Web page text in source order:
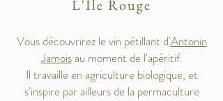
L'Ile Rouge
Vous découvrirez le vin pétillant d'Antonin
Jamoisau moment de l'apéritif.
Il travaille en agriculture biologique, et
s'inspire par ailleurs de la permaculture